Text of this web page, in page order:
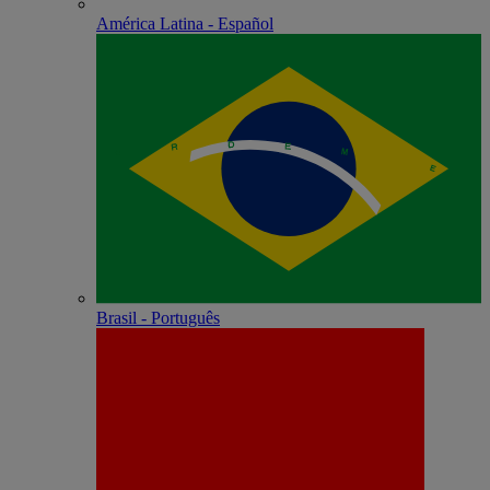
América Latina - Español
Brasil - Português